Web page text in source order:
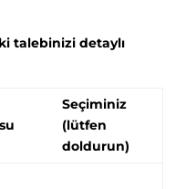
talebinizi detaylı
Seçiminiz
(lütfen
doldurun)